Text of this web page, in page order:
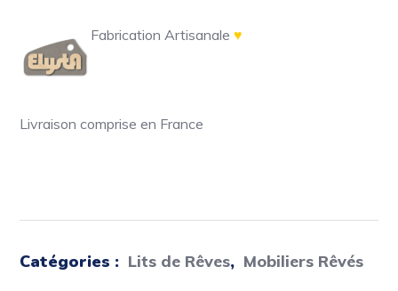
Fabrication Artisanale♥
Livraison comprise en France
Catégories : Lits de Rêves, Mobiliers Rêvés